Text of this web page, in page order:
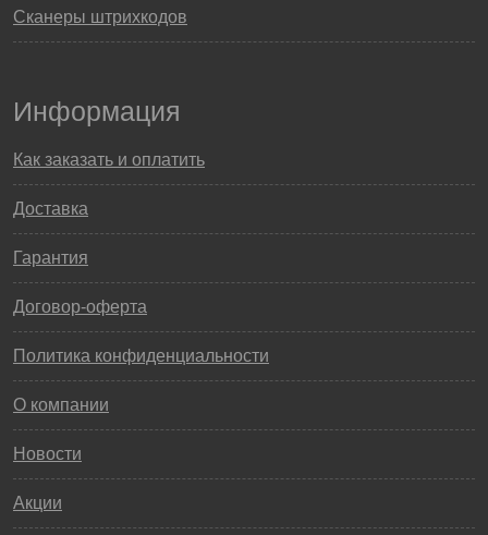
Сканеры штрихкодов
Информация
Как заказать и оплатить
Доставка
Гарантия
Договор-оферта
Политика конфиденциальности
О компании
Новости
Акции